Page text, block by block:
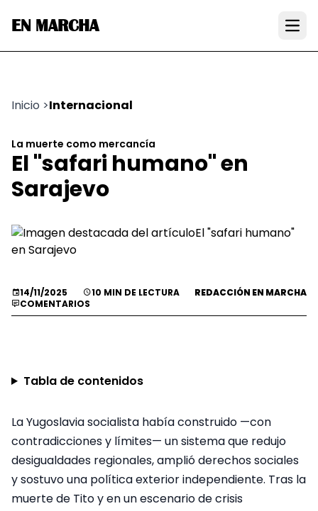
EN MARCHA
Inicio >Internacional
La muerte como mercancía
El "safari humano" en
Sarajevo
14/11/2025 10 MIN DE LECTURA
REDACCIÓN EN MARCHA
COMENTARIOS
Tabla de contenidos
La Yugoslavia socialista había construido —con
contradicciones y límites— un sistema que redujo
desigualdades regionales, amplió derechos sociales
y sostuvo una política exterior independiente. Tras la
muerte de Tito y en un escenario de crisis